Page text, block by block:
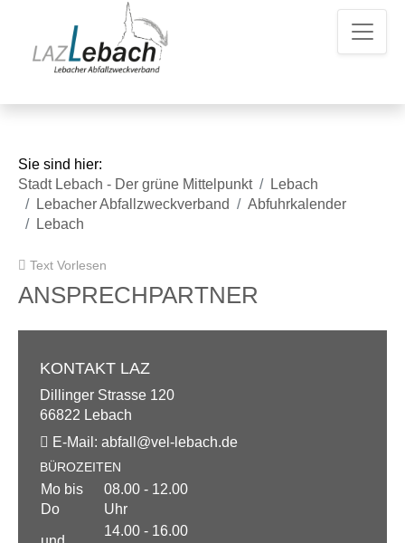
u
h
K
Sie sind hier:
Stadt Lebach - Der grüne Mittelpunkt
Lebach
Lebacher Abfallzweckverband
Abfuhrkalender
Lebach
Text Vorlesen
ANSPRECHPARTNER
KONTAKT LAZ
Dillinger Strasse 120
66822 Lebach
E-Mail: abfall@vel-lebach.de
BÜROZEITEN
Mo bis
Do
08.00 - 12.00
Uhr
14.00 - 16.00